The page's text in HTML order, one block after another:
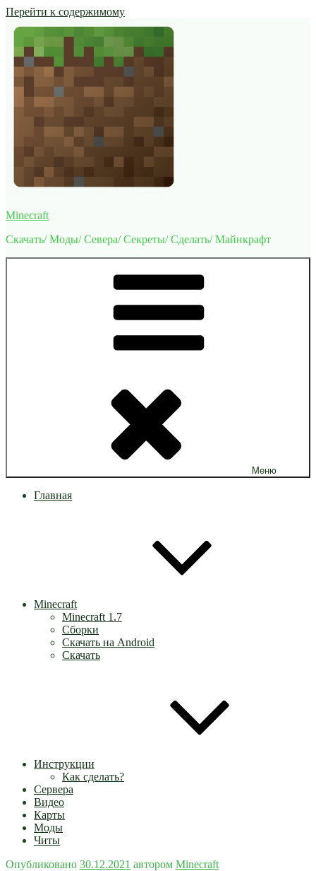
Перейти к содержимому
Minecraft
Скачать/ Моды/ Севера/ Секреты/ Сделать/ Майнкрафт
Меню
Главная
Minecraft
Minecraft 1.7
Сборки
Скачать на Android
Скачать
Инструкции
Как сделать?
Сервера
Видео
Карты
Моды
Читы
Опубликовано 30.12.2021 автором Minecraft